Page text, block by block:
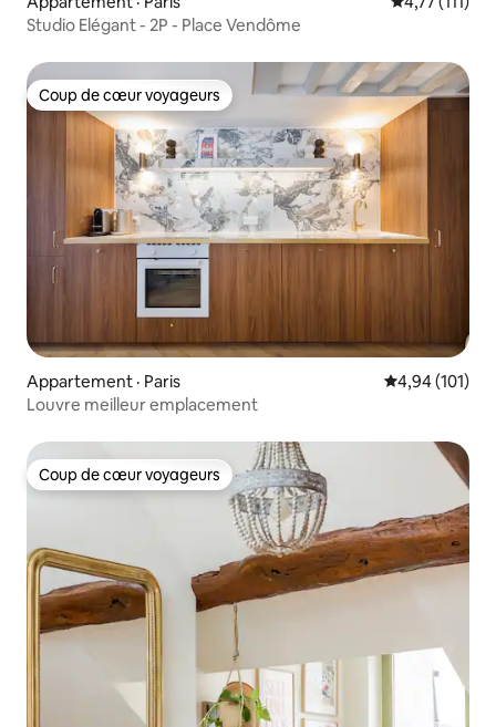
Studio Elégant - 2P - Place Vendôme
Coup de cœur voyageurs
Coup de cœur voyageurs
Appartement · Paris Note
4,94 (101)
Louvre meilleur emplacement
Coup de cœur voyageurs
Coup de cœur voyageurs